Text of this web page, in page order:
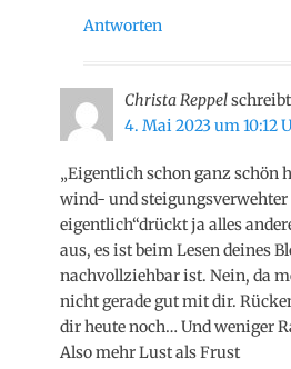
Antworten
Christa Reppel
4. Mai 2023 um 10:12
„Eigentlich schon ganz schön
wind- und steigungsverwehter
eigentlich“drückt ja alles
aus, es ist beim Lesen deines
nachvollziehbar ist. Nein, da
nicht gerade gut mit dir.
dir heute noch… Und weniger
Also mehr Lust als Frust